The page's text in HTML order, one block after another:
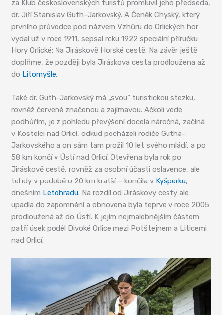
za Klub československých turistů promluvil jeho předseda,
dr. Jiří Stanislav Guth-Jarkovský. A Čeněk Chyský, který
prvního průvodce pod názvem Vzhůru do Orlických hor
vydal už v roce 1911, sepsal roku 1922 speciální příručku
Hory Orlické: Na Jiráskově Horské cestě. Na závěr ještě
doplňme, že později byla Jiráskova cesta prodloužena až
do Litomyšle.
Také dr. Guth-Jarkovský má „svou“ turistickou stezku,
rovněž červeně značenou a zajímavou. Ačkoli vede
podhůřím, je z pohledu převýšení docela náročná, začíná
v Kostelci nad Orlicí, odkud pocházeli rodiče Gutha-
Jarkovského a on sám tam prožil 10 let svého mládí, a po
58 km končí v Ústí nad Orlicí. Otevřena byla rok po
Jiráskově cestě, rovněž za osobní účasti oslavence, ale
tehdy v podobě o 20 km kratší – končila v Kyšperku,
dnešním Letohradu. Na rozdíl od Jiráskovy cesty ale
upadla do zapomnění a obnovena byla teprve v roce 2005
prodloužená až do Ústí. K jejím nejmalebnějším částem
patří úsek podél Divoké Orlice mezi Potštejnem a Liticemi
nad Orlicí.